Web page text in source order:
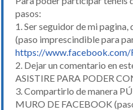
pasos:
1. Ser seguidor de mi
(paso imprescindible para
https://www.facebook.com/
2. Dejar un comentario en
ASISTIRE PARA PODER
3. Compartirlo de manera
MURO DE FACEBOOK